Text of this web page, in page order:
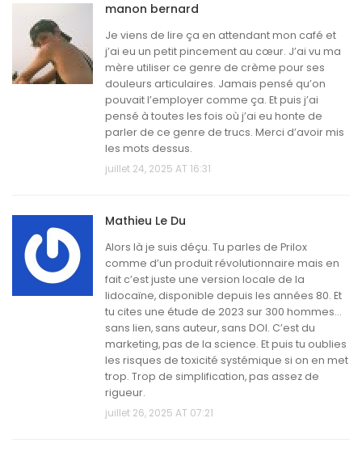
manon bernard
Je viens de lire ça en attendant mon café et
j’ai eu un petit pincement au cœur. J’ai vu ma
mère utiliser ce genre de crème pour ses
douleurs articulaires. Jamais pensé qu’on
pouvait l’employer comme ça. Et puis j’ai
pensé à toutes les fois où j’ai eu honte de
parler de ce genre de trucs. Merci d’avoir mis
les mots dessus.
juillet 24, 2025 AT 16:31
Mathieu Le Du
Alors là je suis déçu. Tu parles de Prilox
comme d’un produit révolutionnaire mais en
fait c’est juste une version locale de la
lidocaïne, disponible depuis les années 80. Et
tu cites une étude de 2023 sur 300 hommes…
sans lien, sans auteur, sans DOI. C’est du
marketing, pas de la science. Et puis tu oublies
les risques de toxicité systémique si on en met
trop. Trop de simplification, pas assez de
rigueur.
juillet 26, 2025 AT 07:21